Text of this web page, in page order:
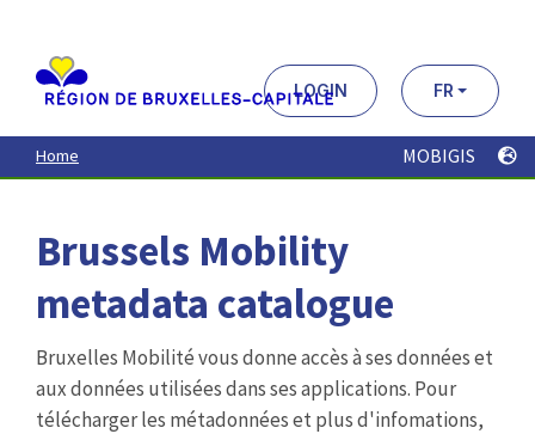
contenu
principal
LOGIN FR
Home MOBIGIS
Brussels Mobility
metadata catalogue
Bruxelles Mobilité vous donne accès à ses données et
aux données utilisées dans ses applications. Pour
télécharger les métadonnées et plus d'infomations,